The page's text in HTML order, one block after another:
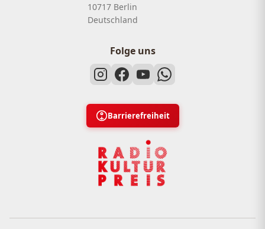
10717 Berlin
Deutschland
Folge uns
Barrierefreiheit